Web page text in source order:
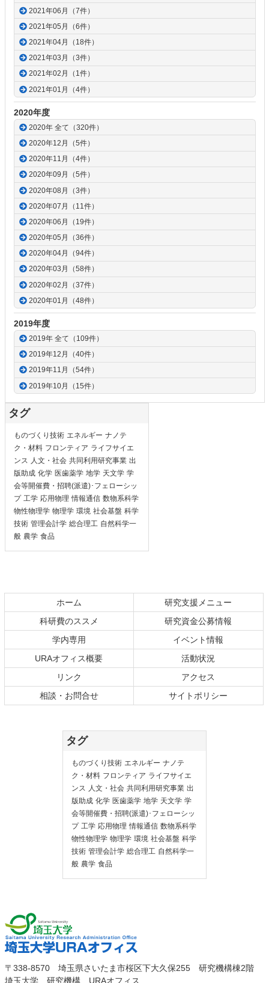
2021年06月（7件）
2021年05月（6件）
2021年04月（18件）
2021年03月（3件）
2021年02月（1件）
2021年01月（4件）
2020年度
2020年 全て（320件）
2020年12月（5件）
2020年11月（4件）
2020年09月（5件）
2020年08月（3件）
2020年07月（11件）
2020年06月（19件）
2020年05月（36件）
2020年04月（94件）
2020年03月（58件）
2020年02月（37件）
2020年01月（48件）
2019年度
2019年 全て（109件）
2019年12月（40件）
2019年11月（54件）
2019年10月（15件）
タグ
ものづくり技術 エネルギー ナノテ
ク・材料 フロンティア ライフサイエ
ンス 人文・社会 共同利用研究事業 出
版助成 化学 医歯薬学 地学 天文学 学
会等開催費・招聘(派遣)･フェローシッ
プ 工学 応用物理 情報通信 数物系科学
物性物理学 物理学 環境 社会基盤 科学
技術 管理会計学 総合理工 自然科学一
般 農学 食品
ホーム
研究支援メニュー
科研費のススメ
研究資金公募情報
学内専用
イベント情報
URAオフィス概要
活動状況
リンク
アクセス
相談・お問合せ
サイトポリシー
タグ
ものづくり技術 エネルギー ナノテ
ク・材料 フロンティア ライフサイエ
ンス 人文・社会 共同利用研究事業 出
版助成 化学 医歯薬学 地学 天文学 学
会等開催費・招聘(派遣)･フェローシッ
プ 工学 応用物理 情報通信 数物系科学
物性物理学 物理学 環境 社会基盤 科学
技術 管理会計学 総合理工 自然科学一
般 農学 食品
埼玉大
学
埼玉大学URAオ
〒338-8570 埼玉県さいたま市桜区下大久保255 研究機構棟2階
埼玉大学 研究機構 URAオフィス